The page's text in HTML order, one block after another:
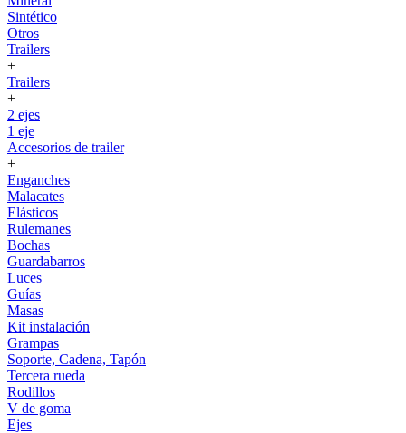
Sintético
Otros
Trailers
+
Trailers
+
2 ejes
1 eje
Accesorios de trailer
+
Enganches
Malacates
Elásticos
Rulemanes
Bochas
Guardabarros
Luces
Guías
Masas
Kit instalación
Grampas
Soporte, Cadena, Tapón
Tercera rueda
Rodillos
V de goma
Ejes